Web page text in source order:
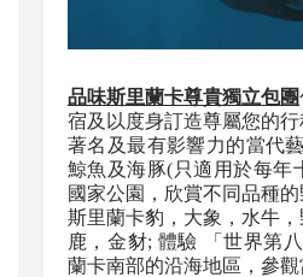
品味斯里蘭卡尊貴獨立包團
宿及以度身訂造尊屬您的
著名及最有影響力的當代
鯨魚及海豚(只適用於每年
國家公園，欣賞不同品種的
斯里蘭卡豹，大象，水牛
鹿，金豺; 體驗 「世界第
蘭卡南部的沿海地區，參